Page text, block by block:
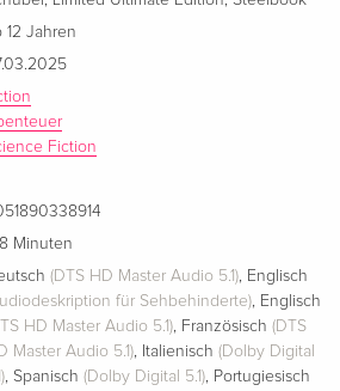
Edition, Limited
HD + 2 Blu-rays
CHF 59.50
12 Jahren
Fiction
Minuten
(DTS HD Master Audio 5.1), Englisch
für Sehbehinderte), Englisch
HD Master Audio 5.1), Französisch (DTS
Master Audio 5.1), Italienisch (Dolby Digital
, Spanisch (Dolby Digital 5.1), Portugiesisch